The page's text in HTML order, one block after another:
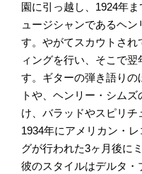
園に引っ越し、1924年
ュージシャンであるヘ
す。やがてスカウトされ
ィングを行い、そこで
す。ギターの弾き語り
トや、ヘンリー・シム
け、バラッドやスピリ
1934年にアメリカン・
グが行われた3ヶ月後に
彼のスタイルはデルタ